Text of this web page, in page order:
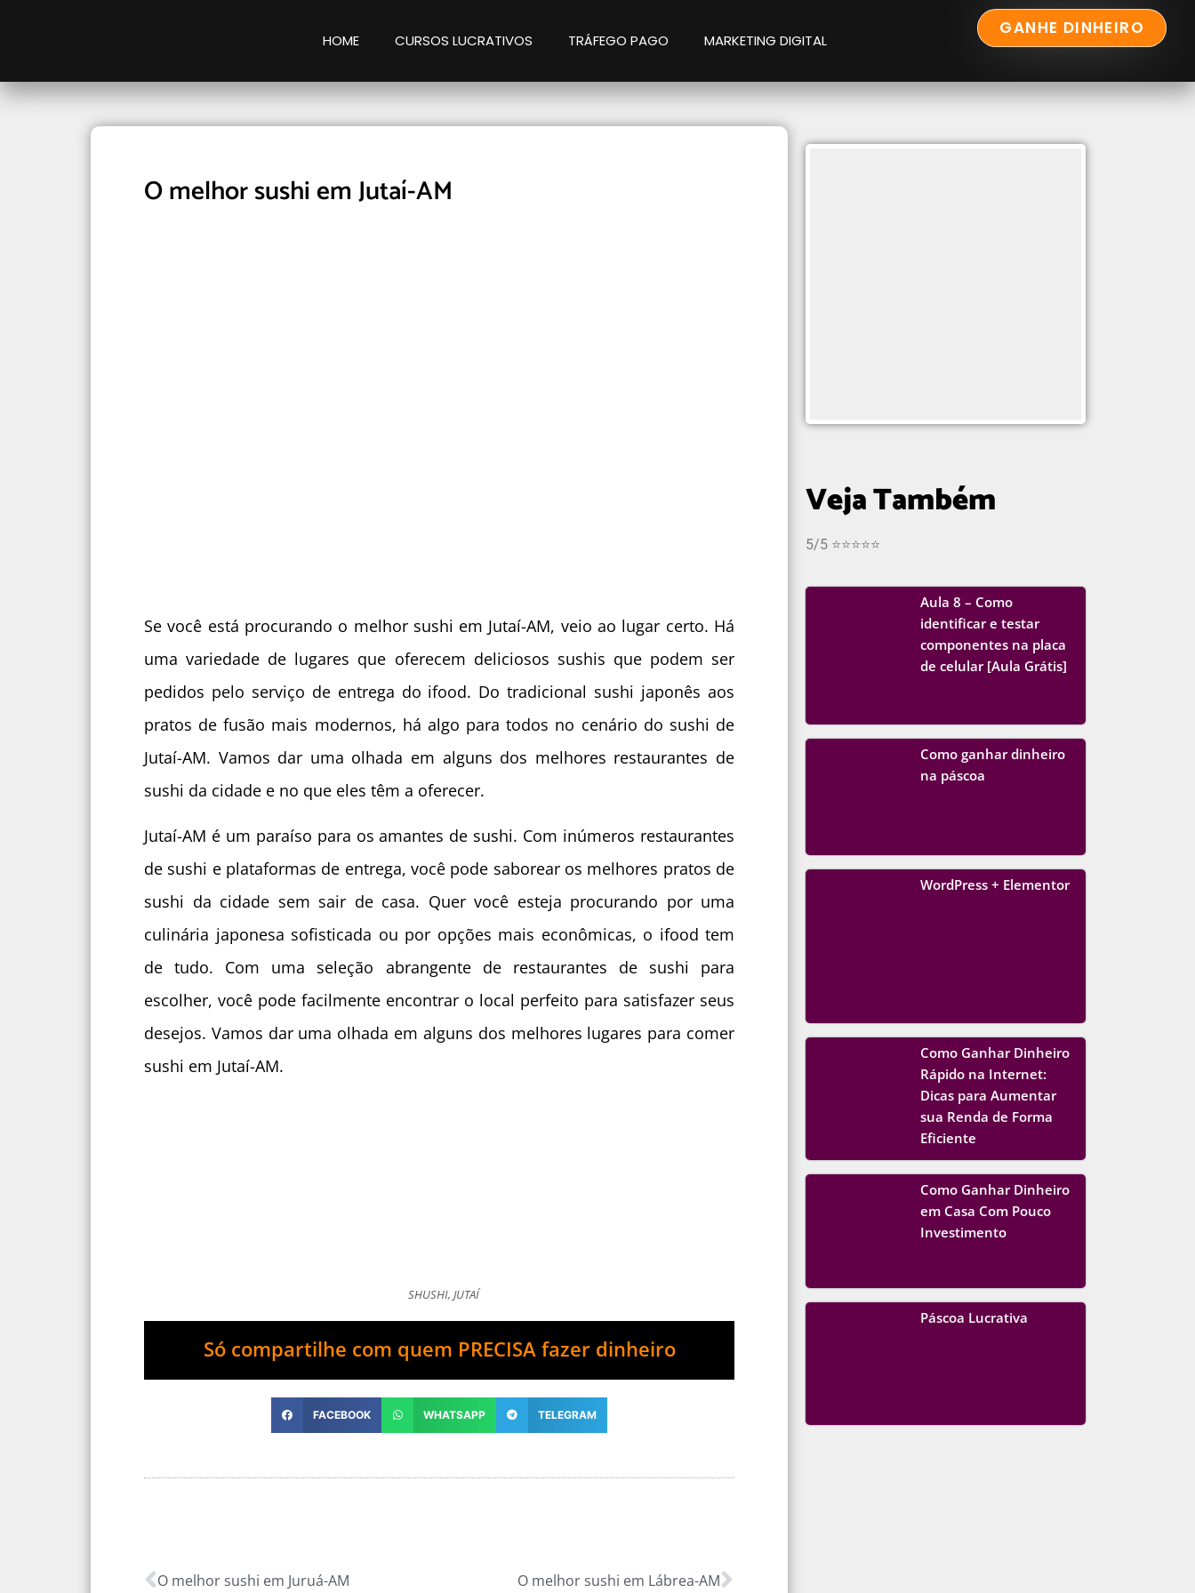
HOME CURSOS LUCRATIVOS TRÁFEGO PAGO MARKETING DIGITAL
GANHE DINHEIRO
O melhor sushi em Jutaí-AM
Se você está procurando o melhor sushi em Jutaí-AM, veio ao lugar certo. Há
uma variedade de lugares que oferecem deliciosos sushis que podem ser
pedidos pelo serviço de entrega do ifood. Do tradicional sushi japonês aos
pratos de fusão mais modernos, há algo para todos no cenário do sushi de
Jutaí-AM. Vamos dar uma olhada em alguns dos melhores restaurantes de
sushi da cidade e no que eles têm a oferecer.
Jutaí-AM é um paraíso para os amantes de sushi. Com inúmeros restaurantes
de sushi e plataformas de entrega, você pode saborear os melhores pratos de
sushi da cidade sem sair de casa. Quer você esteja procurando por uma
culinária japonesa sofisticada ou por opções mais econômicas, o ifood tem
de tudo. Com uma seleção abrangente de restaurantes de sushi para
escolher, você pode facilmente encontrar o local perfeito para satisfazer seus
desejos. Vamos dar uma olhada em alguns dos melhores lugares para comer
sushi em Jutaí-AM.
SHUSHI, JUTAÍ
Só compartilhe com quem PRECISA fazer dinheiro
FACEBOOK WHATSAPP TELEGRAM
O melhor sushi em Juruá-AM O melhor sushi em Lábrea-AM
Veja Também
5/5 ⭐⭐⭐⭐⭐
Aula 8 – Como
identificar e testar
componentes na placa
de celular [Aula Grátis]
Como ganhar dinheiro
na páscoa
WordPress + Elementor
Como Ganhar Dinheiro
Rápido na Internet:
Dicas para Aumentar
sua Renda de Forma
Eficiente
Como Ganhar Dinheiro
em Casa Com Pouco
Investimento
Páscoa Lucrativa